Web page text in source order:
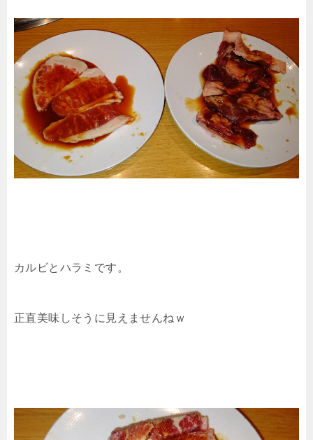
カルビとハラミです。
正直美味しそうに見えませんねｗ